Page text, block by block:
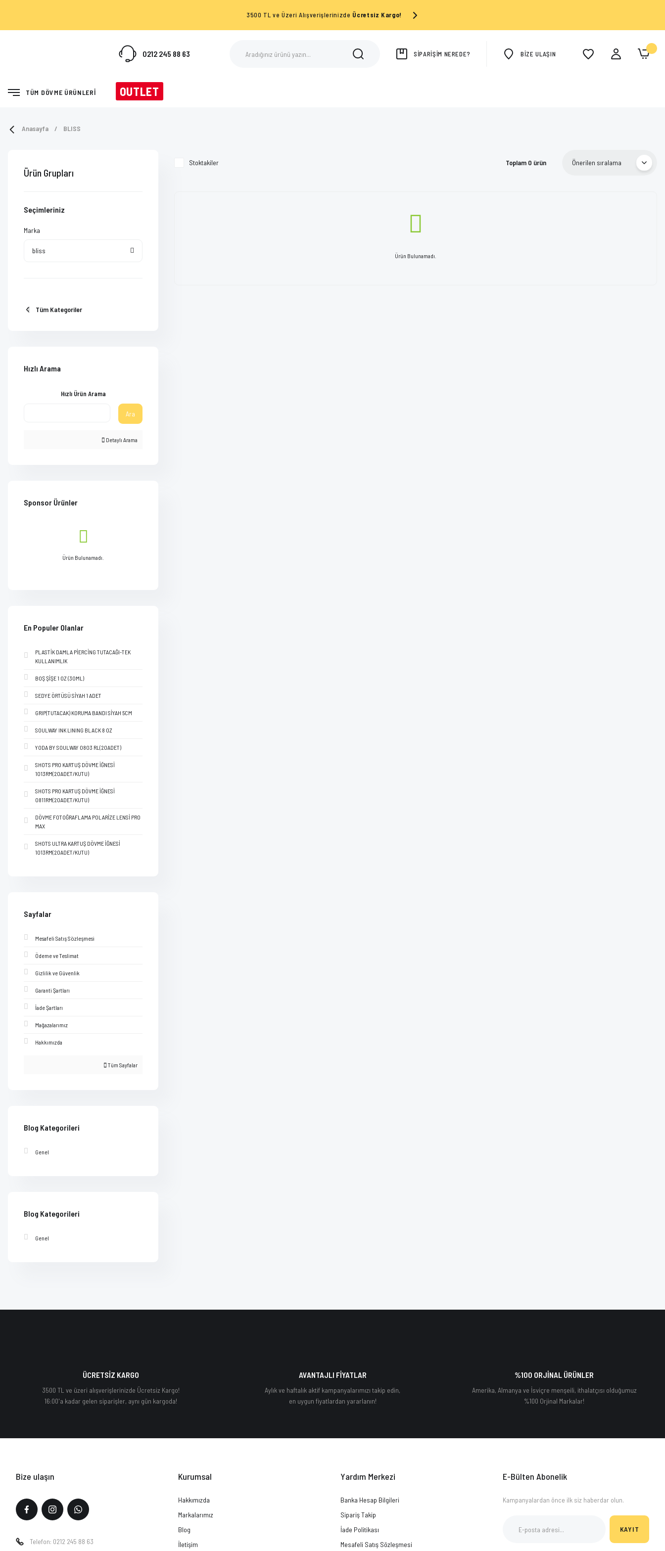
3500 TL ve Üzeri Alışverişlerinizde Ücretsiz Kargo!
0212 245 88 63 SİPARİŞİM NEREDE? BİZE ULAŞIN
TÜM DÖVME ÜRÜNLERİ OUTLET
Anasayfa BLISS
Ürün Grupları
Seçimleriniz
Marka
bliss
Tüm Kategoriler
Hızlı Arama
Hızlı Ürün Arama
Ara
Detaylı Arama
Sponsor Ürünler
Ürün Bulunamadı.
En Populer Olanlar
PLASTİK DAMLA PİERCİNG TUTACAĞI-TEK
KULLANIMLIK
BOŞ ŞİŞE 1 OZ (30ML)
SEDYE ÖRTÜSÜ SİYAH 1 ADET
GRIP(TUTACAK) KORUMA BANDI SİYAH 5CM
SOULWAY INK LINING BLACK 8 OZ
YODA BY SOULWAY 0803 RL(20ADET)
SHOTS PRO KARTUŞ DÖVME İĞNESİ
1013RM(20ADET/KUTU)
SHOTS PRO KARTUŞ DÖVME İĞNESİ
0811RM(20ADET/KUTU)
DÖVME FOTOĞRAFLAMA POLARİZE LENSİ PRO
MAX
SHOTS ULTRA KARTUŞ DÖVME İĞNESİ
1013RM(20ADET/KUTU)
Sayfalar
Mesafeli Satış Sözleşmesi
Ödeme ve Teslimat
Gizlilik ve Güvenlik
Garanti Şartları
İade Şartları
Mağazalarımız
Hakkımızda
Tüm Sayfalar
Blog Kategorileri
Genel
Blog Kategorileri
Genel
Stoktakiler Toplam 0 ürün
Ürün Bulunamadı.
ÜCRETSİZ KARGO
3500 TL ve üzeri alışverişlerinizde Ücretsiz Kargo!
16:00'a kadar gelen siparişler, aynı gün kargoda!
AVANTAJLI FİYATLAR
Aylık ve haftalık aktif kampanyalarımızı takip edin,
en uygun fiyatlardan yararlanın!
%100 ORJİNAL ÜRÜNLER
Amerika, Almanya ve İsviçre menşeili, ithalatçısı olduğumuz
%100 Orjinal Markalar!
Bize ulaşın
Telefon: 0212 245 88 63
Kurumsal
Hakkımızda
Markalarımız
Blog
İletişim
Yardım Merkezi
Banka Hesap Bilgileri
Sipariş Takip
İade Politikası
Mesafeli Satış Sözleşmesi
E-Bülten Abonelik
Kampanyalardan önce ilk siz haberdar olun.
KAYIT